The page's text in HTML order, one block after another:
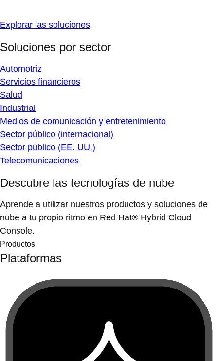
Explorar las soluciones
Soluciones por sector
Automotriz
Servicios financieros
Salud
Industrial
Medios de comunicación y entretenimiento
Sector público (internacional)
Sector público (EE. UU.)
Telecomunicaciones
Descubre las tecnologías de nube
Aprende a utilizar nuestros productos y soluciones de
nube a tu propio ritmo en Red Hat® Hybrid Cloud
Console.
Productos
Plataformas